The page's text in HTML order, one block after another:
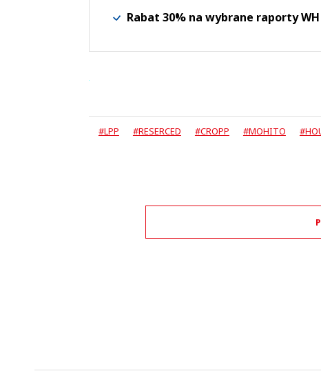
Rabat 30% na wybrane raporty WH
#LPP #RESERCED #CROPP #MOHITO